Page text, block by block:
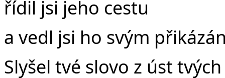
řídil jsi jeho cestu
a vedl jsi ho svým
Slyšel tvé slovo z úst